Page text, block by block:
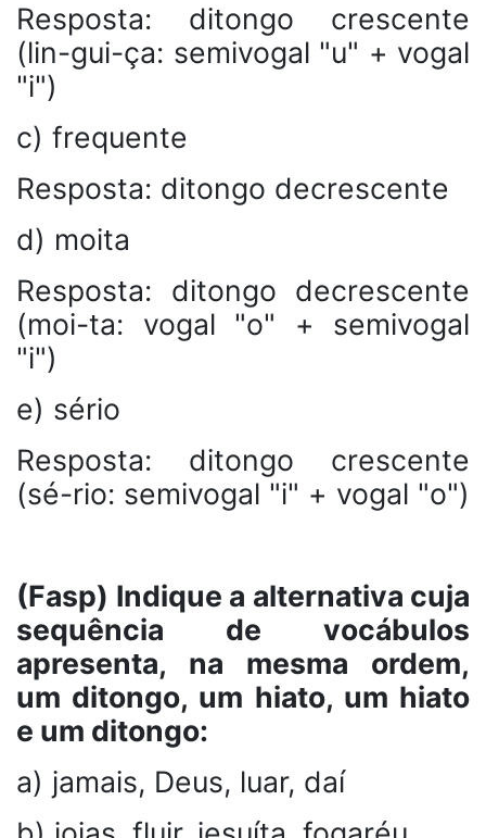
Resposta: ditongo crescente
(lin-gui-ça: semivogal "u" + vogal
"i")
c) frequente
Resposta: ditongo decrescente
d) moita
Resposta: ditongo decrescente
(moi-ta: vogal "o" + semivogal
"i")
e) sério
Resposta: ditongo crescente
(sé-rio: semivogal "i" + vogal "o")
(Fasp) Indique a alternativa cuja
sequência de vocábulos
apresenta, na mesma ordem,
um ditongo, um hiato, um hiato
e um ditongo:
a) jamais, Deus, luar, daí